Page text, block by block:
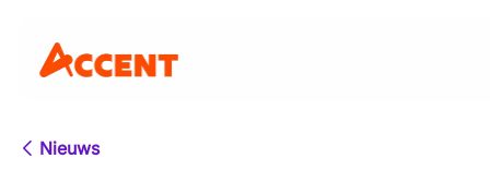
Nieuws